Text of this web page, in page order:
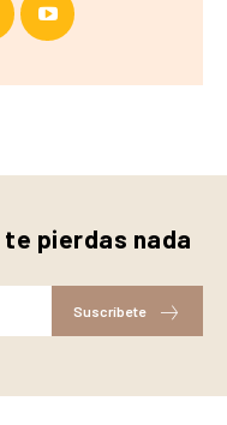
pierdas nada
Suscríbete